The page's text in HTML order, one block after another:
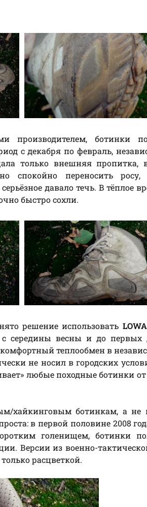
производителем, ботинки
с декабря по февраль,
только внешняя пропитка,
спокойно переносить росу,
давало течь. В тёплое
быстро сохли.
решение использовать
с середины весны и до первых
теплообмен в
не носил в городских
любые походные ботинки
хайкинговым ботинкам, а не
в первой половине 2008
голенищем, ботинки
Версии из военно-
расцветкой.